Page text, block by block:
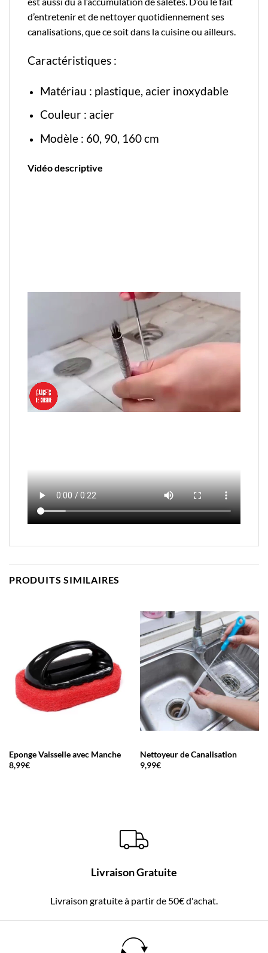
d’entretenir et de nettoyer quotidiennement ses
canalisations, que ce soit dans la cuisine ou ailleurs.
Caractéristiques :
Matériau : plastique, acier inoxydable
Couleur : acier
Modèle : 60, 90, 160 cm
Vidéo descriptive
PRODUITS SIMILAIRES
Eponge Vaisselle avec Manche
8,99€
Nettoyeur de Canalisation
9,99€
Livraison Gratuite
Livraison gratuite à partir de 50€ d'achat.